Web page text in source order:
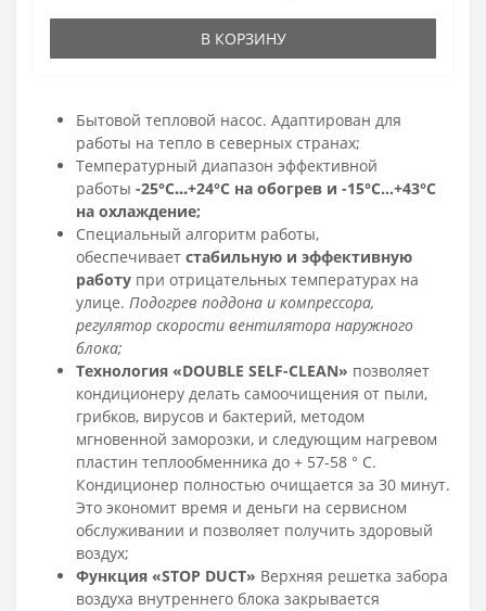
В КОРЗИНУ
Бытовой тепловой насос. Адаптирован для
работы на тепло в северных странах;
Температурный диапазон эффективной
работы -25°C…+24°C на обогрев и -15°C…+43°C
на охлаждение;
Специальный алгоритм работы,
обеспечивает стабильную и эффективную
работу при отрицательных температурах на
улице. Подогрев поддона и компрессора,
регулятор скорости вентилятора наружного
блока;
Технология «DOUBLE SELF-CLEAN» позволяет
кондиционеру делать самоочищения от пыли,
грибков, вирусов и бактерий, методом
мгновенной заморозки, и следующим нагревом
пластин теплообменника до + 57-58 ° C.
Кондиционер полностью очищается за 30 минут.
Это экономит время и деньги на сервисном
обслуживании и позволяет получить здоровый
воздух;
Функция «STOP DUCT» Верхняя решетка забора
воздуха внутреннего блока закрывается